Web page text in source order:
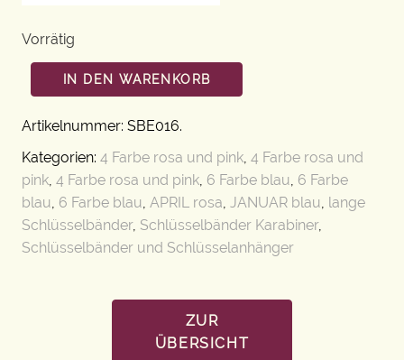
Vorrätig
IN DEN WARENKORB
Artikelnummer: SBE016.
Kategorien: 4 Farbe rosa und pink 4 Farbe rosa und
pink 4 Farbe rosa und pink 6 Farbe blau 6 Farbe
blau 6 Farbe blau APRIL rosa JANUAR blau lange
Schlüsselbänder, Schlüsselbänder Karabiner,
Schlüsselbänder und Schlüsselanhänger
ZUR
ÜBERSICHT